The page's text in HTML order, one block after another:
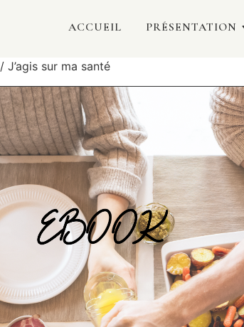
ACCUEIL PRÉSENTATION
/ J’agis sur ma santé